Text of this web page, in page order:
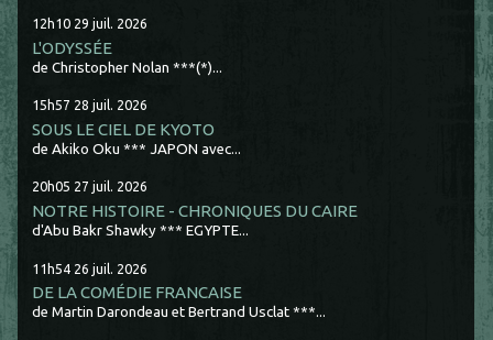
12h10 29 juil. 2026
L'ODYSSÉE
de Christopher Nolan ***(*)...
15h57 28 juil. 2026
SOUS LE CIEL DE KYOTO
de Akiko Oku *** JAPON avec...
20h05 27 juil. 2026
NOTRE HISTOIRE - CHRONIQUES DU CAIRE
d'Abu Bakr Shawky *** EGYPTE...
11h54 26 juil. 2026
DE LA COMÉDIE FRANCAISE
de Martin Darondeau et Bertrand Usclat ***...